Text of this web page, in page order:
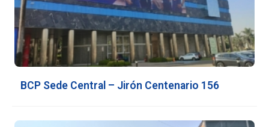
BCP Sede Central – Jirón Centenario 156